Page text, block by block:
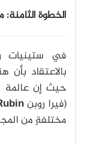
الخطوة الثامنة:
في ستينيات
بالاعتقاد
حيث إن
(فيرا روبن
مختلفةٍ من